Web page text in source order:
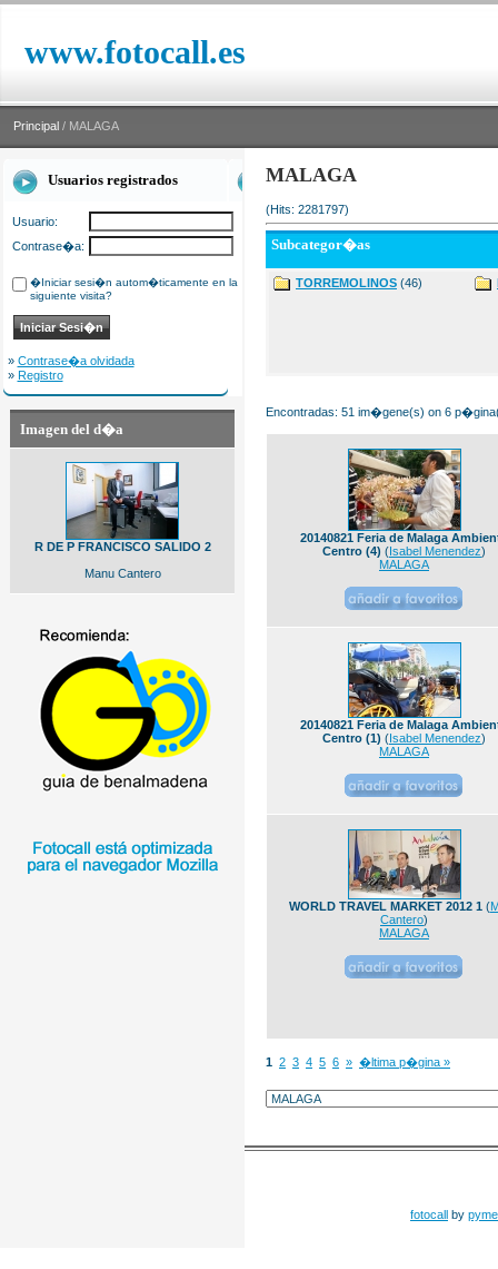
www.fotocall.es
Principal / MALAGA
Usuarios registrados
Usuario:
Contrase�a:
�Iniciar sesi�n autom�ticamente en la
siguiente visita?
» Contrase�a olvidada
» Registro
Imagen del d�a
R DE P FRANCISCO SALIDO 2
Manu Cantero
MALAGA
(Hits: 2281797)
Subcategor�as
TORREMOLINOS (46)
Encontradas: 51 im�gene(s) on 6
20140821 Feria de Malaga
Centro (4) (Isabel Menendez)
MALAGA
20140821 Feria de Malaga
Centro (1) (Isabel Menendez)
MALAGA
WORLD TRAVEL MARKET 2012 1(
Cantero)
MALAGA
1 2 3 4 5 6 » �ltima p�gina »
fotocall by